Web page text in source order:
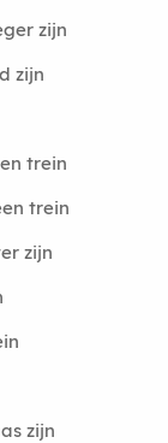
zijn
zijn
trein
trein
zijn
zijn